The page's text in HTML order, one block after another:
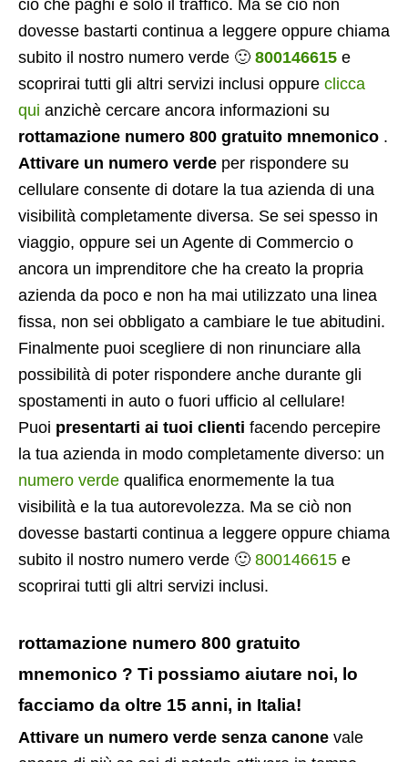
ciò che paghi è solo il traffico. Ma se ciò non
dovesse bastarti continua a leggere oppure chiama
subito il nostro numero verde 🙂 800146615 e
scoprirai tutti gli altri servizi inclusi oppure clicca
qui anzichè cercare ancora informazioni su
rottamazione numero 800 gratuito mnemonico .
Attivare un numero verde per rispondere su
cellulare consente di dotare la tua azienda di una
visibilità completamente diversa. Se sei spesso in
viaggio, oppure sei un Agente di Commercio o
ancora un imprenditore che ha creato la propria
azienda da poco e non ha mai utilizzato una linea
fissa, non sei obbligato a cambiare le tue abitudini.
Finalmente puoi scegliere di non rinunciare alla
possibilità di poter rispondere anche durante gli
spostamenti in auto o fuori ufficio al cellulare!
Puoi presentarti ai tuoi clienti facendo percepire
la tua azienda in modo completamente diverso: un
numero verde qualifica enormemente la tua
visibilità e la tua autorevolezza. Ma se ciò non
dovesse bastarti continua a leggere oppure chiama
subito il nostro numero verde 🙂 800146615 e
scoprirai tutti gli altri servizi inclusi.
rottamazione numero 800 gratuito
mnemonico ? Ti possiamo aiutare noi, lo
facciamo da oltre 15 anni, in Italia!
Attivare un numero verde senza canone vale